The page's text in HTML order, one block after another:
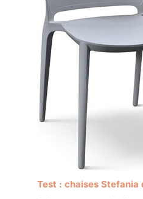
Test : chaises Stefania